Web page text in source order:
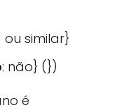
ou similar}
: não} (})
é